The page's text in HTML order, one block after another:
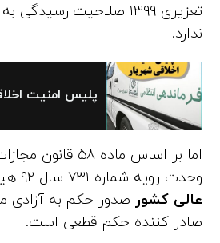
تعزیری ۱۳۹۹ صلاحیت
ندارد.
پلیس امنیت
وحدت رویه شماره ۷۳۱ سال ۹۲ هیئت عمومی
عالی کشور صدور حکم به آزادی
صادر کننده حکم قطعی است.